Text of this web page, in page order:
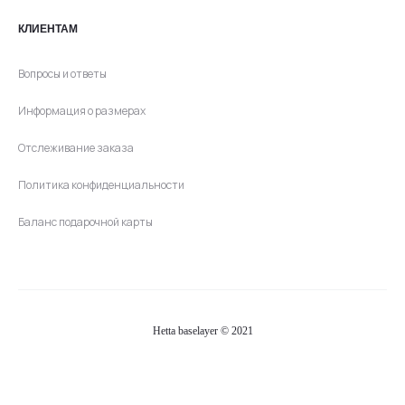
КЛИЕНТАМ
Вопросы и ответы
Информация о размерах
Отслеживание заказа
Политика конфиденциальности
Баланс подарочной карты
Hetta baselayer © 2021